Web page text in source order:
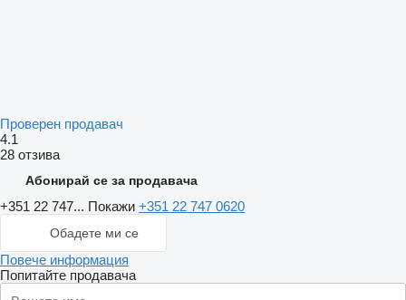
Проверен продавач
4.1
28 отзива
Абонирай се за продавача
+351 22 747... Покажи +351 22 747 0620
Обадете ми се
Повече информация
Попитайте продавача